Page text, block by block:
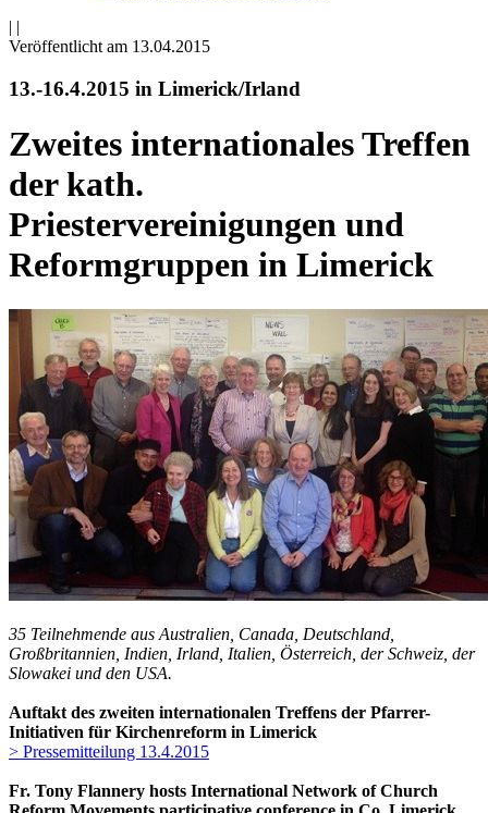
| |
Veröffentlicht am 13­.04.2015
13.-16.4.2015 in Limerick/Irland
Zweites internationales Treffen
der kath.
Priestervereinigungen und
Reformgruppen in Limerick
35 Teilnehmende aus Australien, Canada, Deutschland,
Großbritannien, Indien, Irland, Italien, Österreich, der Schweiz, der
Slowakei und den USA.
Auftakt des zweiten internationalen Treffens der Pfarrer-
Initiativen für Kirchenreform in Limerick
> Pressemitteilung 13.4.2015
Fr. Tony Flannery hosts International Network of Church